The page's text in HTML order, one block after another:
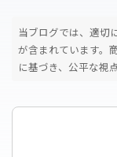
当ブログでは、適切
が含まれています。
に基づき、公平な視